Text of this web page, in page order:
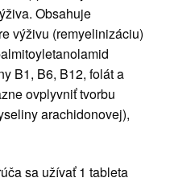
Obsahuje
výživu (remyelinizáciu)
B1, B6, B12, folát a
ovplyvniť tvorbu
arachidonovej),
sa užívať 1 tableta